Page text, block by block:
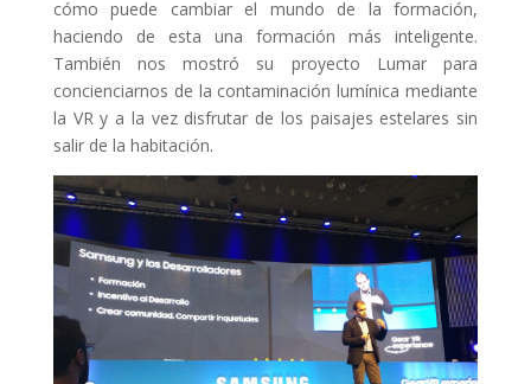
cómo puede cambiar el mundo de la formación,
haciendo de esta una formación más inteligente.
También nos mostró su proyecto Lumar para
concienciarnos de la contaminación lumínica mediante
la VR y a la vez disfrutar de los paisajes estelares sin
salir de la habitación.